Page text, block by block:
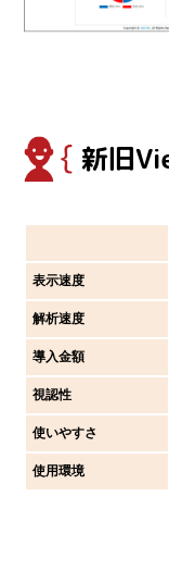
新旧
表示速度
解析速度
導入金額
視認性
使いやすさ
使用環境